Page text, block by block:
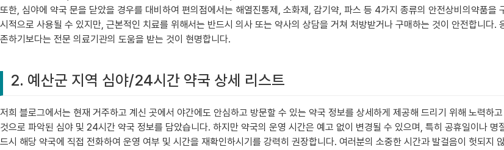
또한, 심야에 약국 문을 닫았을 경우를 대비하여 편의점에서는 해열진통제, 소화제, 감기약, 파스 등 4가지 종류의 안전상비의약품을
시적으로 사용될 수 있지만, 근본적인 치료를 위해서는 반드시 의사 또는 약사의 상담을 거쳐 처방받거나 구매하는 것이 안전합니다.
존하기보다는 전문 의료기관의 도움을 받는 것이 현명합니다.
2. 예산군 지역 심야/24시간 약국 상세 리스트
저희 블로그에서는 현재 거주하고 계신 곳에서 야간에도 안심하고 방문할 수 있는 약국 정보를 상세하게 제공해 드리기 위해 노력하
것으로 파악된 심야 및 24시간 약국 정보를 담았습니다. 하지만 약국의 운영 시간은 예고 없이 변경될 수 있으며, 특히 공휴일이나
드시 해당 약국에 직접 전화하여 운영 여부 및 시간을 재확인하시기를 강력히 권장합니다. 여러분의 소중한 시간과 발걸음이 헛되지